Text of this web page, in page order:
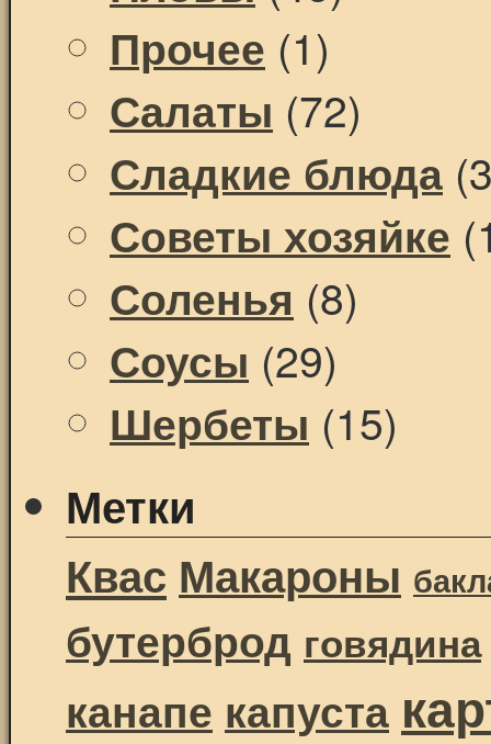
Прочее (1)
Салаты (72)
Сладкие блюда
Советы хозяйке
Соленья (8)
Соусы (29)
Шербеты (15)
Метки
Квас Макароны
бутерброд говядина
канапе капуста